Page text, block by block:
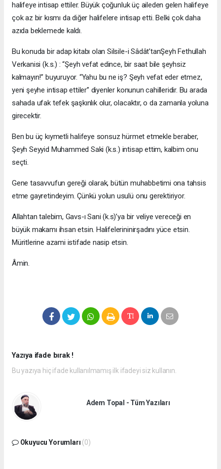
halifeye intisap ettiler. Büyük çoğunluk üç aileden gelen halifeye
çok az bir kısmı da diğer halifelere intisap etti. Belki çok daha
azıda beklemede kaldı.
Bu konuda bir adap kitabı olan Silsile-i Sâdât’tanŞeyh Fethullah
Verkanisi (k.s.) : “Şeyh vefat edince, bir saat bile şeyhsiz
kalmayın!” buyuruyor. “Yahu bu ne iş? Şeyh vefat eder etmez,
yeni şeyhe intisap ettiler” diyenler konunun cahilleridir. Bu arada
sahada ufak tefek şaşkınlık olur, olacaktır, o da zamanla yoluna
girecektir.
Ben bu üç kıymetli halifeye sonsuz hürmet etmekle beraber,
Şeyh Seyyid Muhammed Saki (k.s.) intisap ettim, kalbim onu
seçti.
Gene tasavvufun gereği olarak, bütün muhabbetimi ona tahsis
etme gayretindeyim. Çünkü yolun usulü onu gerektiriyor.
Allahtan talebim, Gavs-ı Sani (k.s)’ya bir veliye vereceği en
büyük makamı ihsan etsin. Halifelerininirşadını yüce etsin.
Müritlerine azami istifade nasip etsin.
Âmin.
Yazıya ifade bırak !
Bu yazıya hiç ifade kullanılmamış ilk ifadeyi siz kullanın.
Adem Topal - Tüm Yazıları
Okuyucu Yorumları (0)